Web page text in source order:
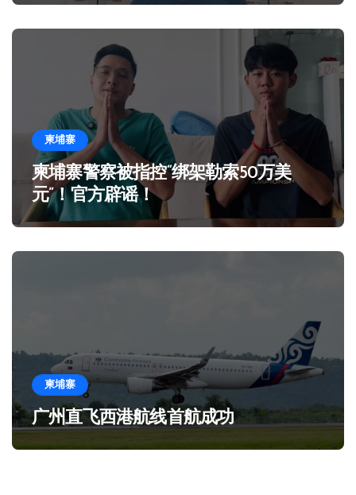
柬埔寨
柬埔寨警察被指控“绑架勒索50万美
元”！官方辟谣！
柬埔寨
广州直飞西港航线首航成功